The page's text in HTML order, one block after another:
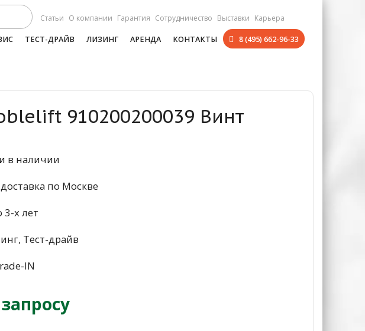
Статьи О компании Гарантия Сотрудничество Выставки Карьера
ТЕСТ-ДРАЙВ ЛИЗИНГ АРЕНДА КОНТАКТЫ 8 (495) 662-96-33
910200200039 Винт
в наличии
по Москве
3-х лет
Тест-драйв
IN